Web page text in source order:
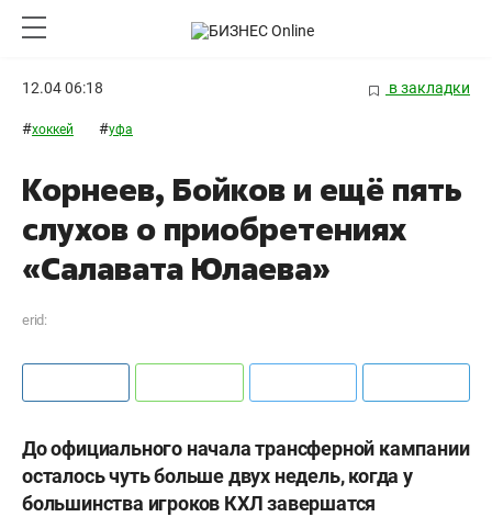
12.04 06:18 в закладки
#хоккей #уфа
Корнеев, Бойков и ещё пять
слухов о приобретениях
«Салавата Юлаева»
erid:
До официального начала трансферной кампании
осталось чуть больше двух недель, когда у
большинства игроков КХЛ завершатся